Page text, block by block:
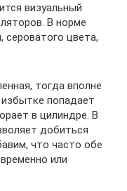
визуальный
В норме
цвета,
тогда вполне
попадает
в цилиндре. В
добиться
что часто обе
или